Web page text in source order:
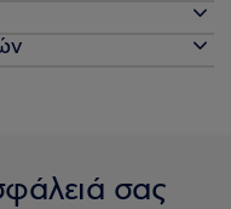
σας